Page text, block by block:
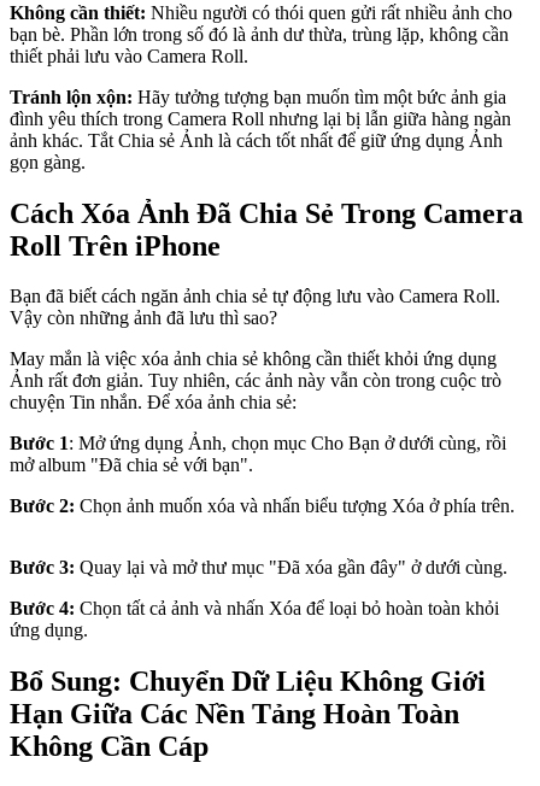
Không cần thiết: Nhiều người có thói quen gửi rất nhiều ảnh cho
bạn bè. Phần lớn trong số đó là ảnh dư thừa, trùng lặp, không cần
thiết phải lưu vào Camera Roll.
Tránh lộn xộn: Hãy tưởng tượng bạn muốn tìm một bức ảnh gia
đình yêu thích trong Camera Roll nhưng lại bị lẫn giữa hàng ngàn
ảnh khác. Tắt Chia sẻ Ảnh là cách tốt nhất để giữ ứng dụng Ảnh
gọn gàng.
Cách Xóa Ảnh Đã Chia Sẻ Trong Camera
Roll Trên iPhone
Bạn đã biết cách ngăn ảnh chia sẻ tự động lưu vào Camera Roll.
Vậy còn những ảnh đã lưu thì sao?
May mắn là việc xóa ảnh chia sẻ không cần thiết khỏi ứng dụng
Ảnh rất đơn giản. Tuy nhiên, các ảnh này vẫn còn trong cuộc trò
chuyện Tin nhắn. Để xóa ảnh chia sẻ:
Bước 1: Mở ứng dụng Ảnh, chọn mục Cho Bạn ở dưới cùng, rồi
mở album "Đã chia sẻ với bạn".
Bước 2: Chọn ảnh muốn xóa và nhấn biểu tượng Xóa ở phía trên.
Bước 3: Quay lại và mở thư mục "Đã xóa gần đây" ở dưới cùng.
Bước 4: Chọn tất cả ảnh và nhấn Xóa để loại bỏ hoàn toàn khỏi
ứng dụng.
Bổ Sung: Chuyển Dữ Liệu Không Giới
Hạn Giữa Các Nền Tảng Hoàn Toàn
Không Cần Cáp